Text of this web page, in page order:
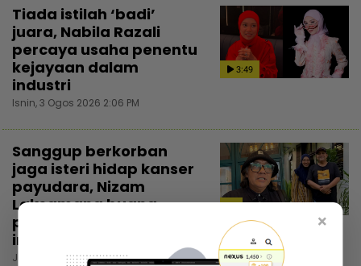
3:49
Tiada istilah ‘badi’
juara, Nabila Razali
percaya usaha penentu
kejayaan dalam
industri
Isnin, 3 Ogos 2026 2:06 PM
Sanggup berkorban
jaga isteri hidap kanser
payudara, Nizam
Laksamana buang
perasaan penat demi
insan tersayang
Jumaat, 31 Julai 2026 8:00 PM
×